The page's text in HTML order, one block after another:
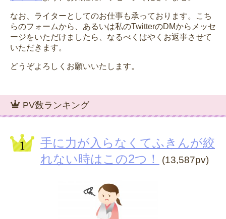
なお、ライターとしてのお仕事も承っております。こち
らのフォームから、あるいは私のTwitterのDMからメッセ
ージをいただけましたら、なるべくはやくお返事させて
いただきます。
どうぞよろしくお願いいたします。
PV数ランキング
手に力が入らなくてふきんが絞
れない時はこの2つ！
(13,587pv)